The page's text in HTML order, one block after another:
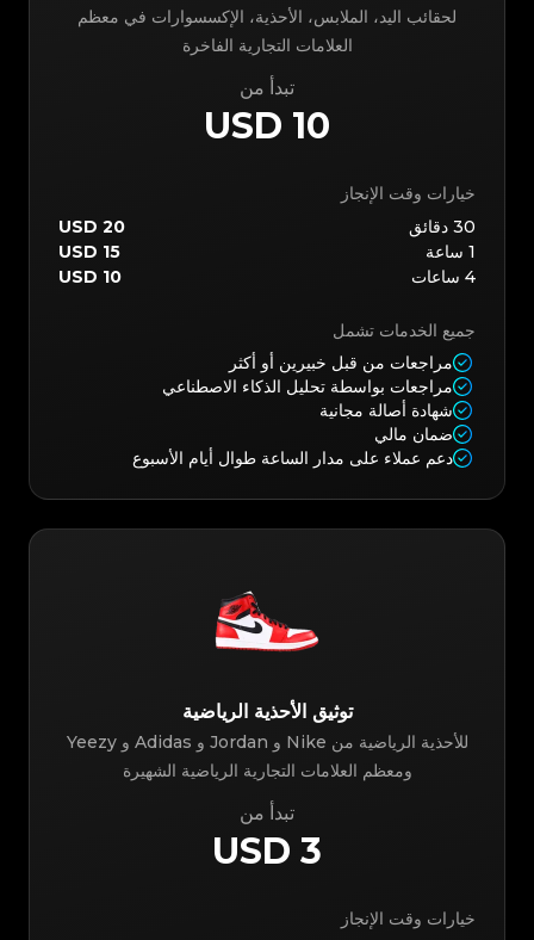
لحقائب اليد، الملابس، الأحذية، الإكسسوارات في معظم
العلامات التجارية الفاخرة
تبدأ من
10 USD
خيارات وقت الإنجاز
30 دقائق
20 USD
1 ساعة
15 USD
4 ساعات 10 USD
جميع الخدمات تشمل
مراجعات من قبل خبيرين أو أكثر
مراجعات بواسطة تحليل الذكاء الاصطناعي
شهادة أصالة مجانية
ضمان مالي
دعم عملاء على مدار الساعة طوال أيام الأسبوع
توثيق الأحذية الرياضية
للأحذية الرياضية من Nike و Jordan و Adidas و Yeezy
ومعظم العلامات التجارية الرياضية الشهيرة
تبدأ من
3 USD
خيارات وقت الإنجاز